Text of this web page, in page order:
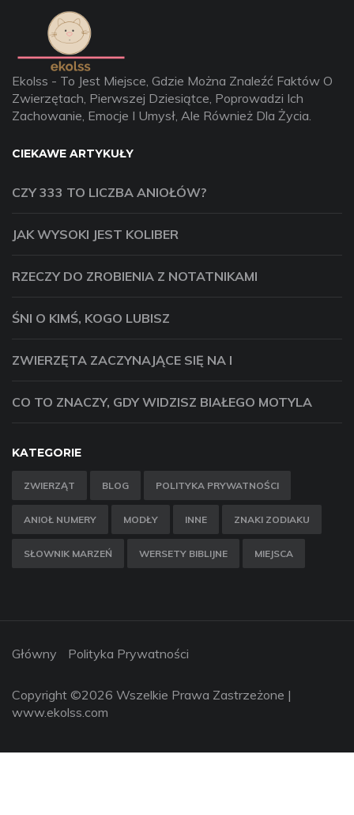
Ekolss - To Jest Miejsce, Gdzie Można Znaleźć Faktów O
Zwierzętach, Pierwszej Dziesiątce, Poprowadzi Ich
Zachowanie, Emocje I Umysł, Ale Również Dla Życia.
CIEKAWE ARTYKUŁY
CZY 333 TO LICZBA ANIOŁÓW?
JAK WYSOKI JEST KOLIBER
RZECZY DO ZROBIENIA Z NOTATNIKAMI
ŚNI O KIMŚ, KOGO LUBISZ
ZWIERZĘTA ZACZYNAJĄCE SIĘ NA I
CO TO ZNACZY, GDY WIDZISZ BIAŁEGO MOTYLA
KATEGORIE
ZWIERZĄT BLOG POLITYKA PRYWATNOŚCI
ANIOŁ NUMERY MODŁY INNE ZNAKI ZODIAKU
SŁOWNIK MARZEŃ WERSETY BIBLIJNE MIEJSCA
Główny Polityka Prywatności
Copyright ©2026 Wszelkie Prawa Zastrzeżone |
www.ekolss.com